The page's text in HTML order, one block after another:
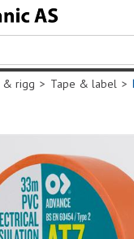
& rigg>Tape & label>